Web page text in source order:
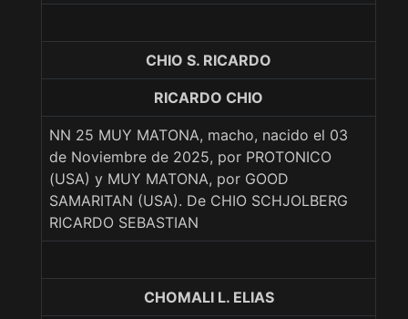
CHIO S. RICARDO
RICARDO CHIO
NN 25 MUY MATONA, macho, nacido el 03
de Noviembre de 2025, por PROTONICO
(USA) y MUY MATONA, por GOOD
SAMARITAN (USA). De CHIO SCHJOLBERG
RICARDO SEBASTIAN
CHOMALI L. ELIAS